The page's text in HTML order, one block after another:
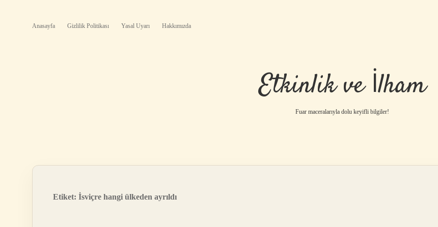
Anasayfa Gizlilik Politikası Yasal Uyarı Hakkımızda
Etkinlik ve İlham
Fuar maceralarıyla dolu keyifli bilgiler!
Etiket: İsviçre hangi ülkeden ayrıldı